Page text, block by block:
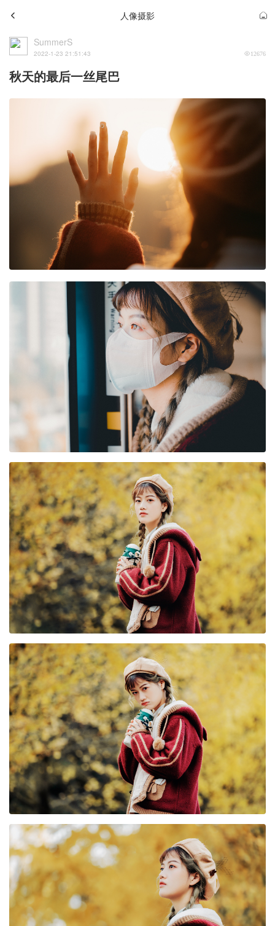
人像摄影
SummerS
2022-1-23 21:51:43 12676
秋天的最后一丝尾巴